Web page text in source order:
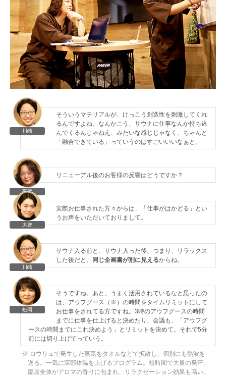
川崎
そういうマテリアルが、けっこう創造性を刺激してくれ
るんですよね。なんかこう、サウナに仕事なんか持ち込
んでくるんじゃねえ、みたいな感じじゃなく、ちゃんと
「融合できている」っていうのはすごいいいなぁと。
平賀
リニューアル後のお客様の反響はどうですか？
大智
実際お仕事された方々からは、「仕事がはかどる」とい
うお声をいただいておりまして。
川崎
サウナ入る前と、サウナ入った後、つまり、リラックス
した後だと、
同じ企画書が別に見えるからね。
松岡
そうですね。あと、うまく活用されているなと思ったの
は、アウフグース（※）の時間をタイムリミットにして
お仕事をされてる方ですね。3時のアウフグースの時間
までに仕事を仕上げると決めたり、会議も、「アウフグ
ースの時間までにこれ決めよう」とリミットを決めて。それで5分
前には切り上げてっていう。
※ ロウリュで発生した蒸気をタオルなどで拡散し、個別にも熱波を
送る。一気に深部体温を上げるプログラム。短時間で大量の発汗。
部屋全体がアロマの香りに包まれ、リラクゼーション効果も高い。